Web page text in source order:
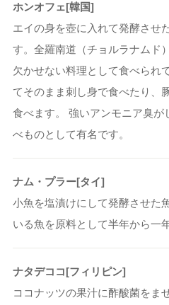
ホンオフェ[韓国]
エイの身を壺に入れて発酵させ
す。全羅南道（チョルラナムド
欠かせない料理として食べられ
てそのまま刺し身で食べたり、
食べます。 強いアンモニア臭が
べものとして有名です。
ナム・プラー[タイ]
小魚を塩漬けにして発酵させた
いる魚を原料として半年から一
ナタデココ[フィリピン]
ココナッツの果汁に酢酸菌をま